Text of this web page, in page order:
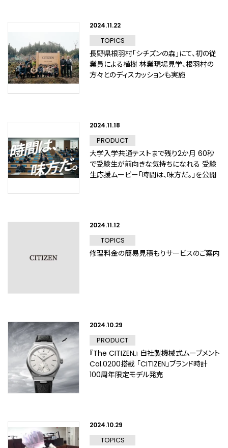
2024.11.22
TOPICS
長野県根羽村「シチズンの森」にて、初の従
業員による植樹 林業現場見学、根羽村の
方々とのディスカッションも実施
2024.11.18
PRODUCT
大学入学共通テストまで残り2か月 60秒
で受験生が前向きな気持ちになれる 受験
生応援ムービー「時間は、味方だ。」を公開
2024.11.12
TOPICS
修理料金の簡易見積もりサービスのご案内
2024.10.29
PRODUCT
『The CITIZEN』 自社製機械式ムーブメント
Cal.0200搭載 「CITIZEN」ブランド時計
100周年限定モデル発売
2024.10.29
TOPICS